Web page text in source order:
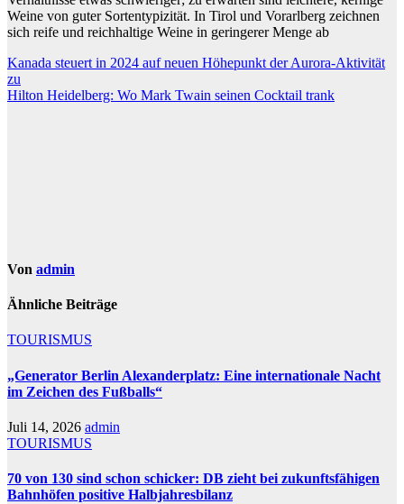
Weine von guter Sortentypizität. In Tirol und Vorarlberg zeichnen
sich reife und reichhaltige Weine in geringerer Menge ab
Beitragsnavigation
Kanada steuert in 2024 auf neuen Höhepunkt der Aurora-Aktivität
zu
Hilton Heidelberg: Wo Mark Twain seinen Cocktail trank
Von admin
Ähnliche Beiträge
TOURISMUS
„Generator Berlin Alexanderplatz: Eine internationale Nacht
im Zeichen des Fußballs“
Juli 14, 2026 admin
TOURISMUS
70 von 130 sind schon schicker: DB zieht bei zukunftsfähigen
Bahnhöfen positive Halbjahresbilanz